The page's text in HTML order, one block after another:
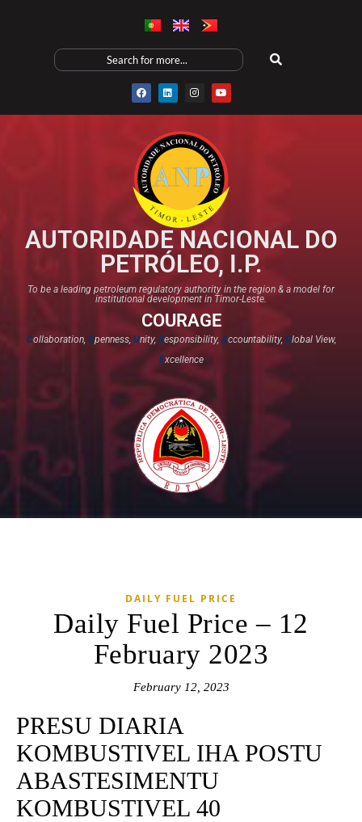
AUTORIDADE NACIONAL DO
PETRÓLEO, I.P.
To be a leading petroleum regulatory authority in the region & a model for
institutional development in Timor-Leste.
COURAGE
Collaboration, Openness, Unity, Responsibility,Accountability, Global View,
Excellence​
DAILY FUEL PRICE
Daily Fuel Price – 12
February 2023
February 12, 2023
PRESU DIARIA
KOMBUSTIVEL IHA POSTU
ABASTESIMENTU
KOMBUSTIVEL 40